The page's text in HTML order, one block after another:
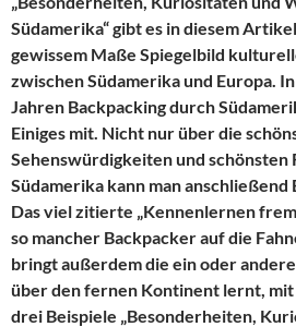
Südamerika“ gibt es in diesem
gewissem Maße Spiegelbild
zwischen Südamerika und Europa.
Jahren Backpacking durch
Einiges mit. Nicht nur über die
Sehenswürdigkeiten und schönsten
Südamerika kann man anschließend
Das viel zitierte „Kennenlernen
so mancher Backpacker auf die
bringt außerdem die ein oder
über den fernen Kontinent lernt,
drei Beispiele „Besonderheiten,